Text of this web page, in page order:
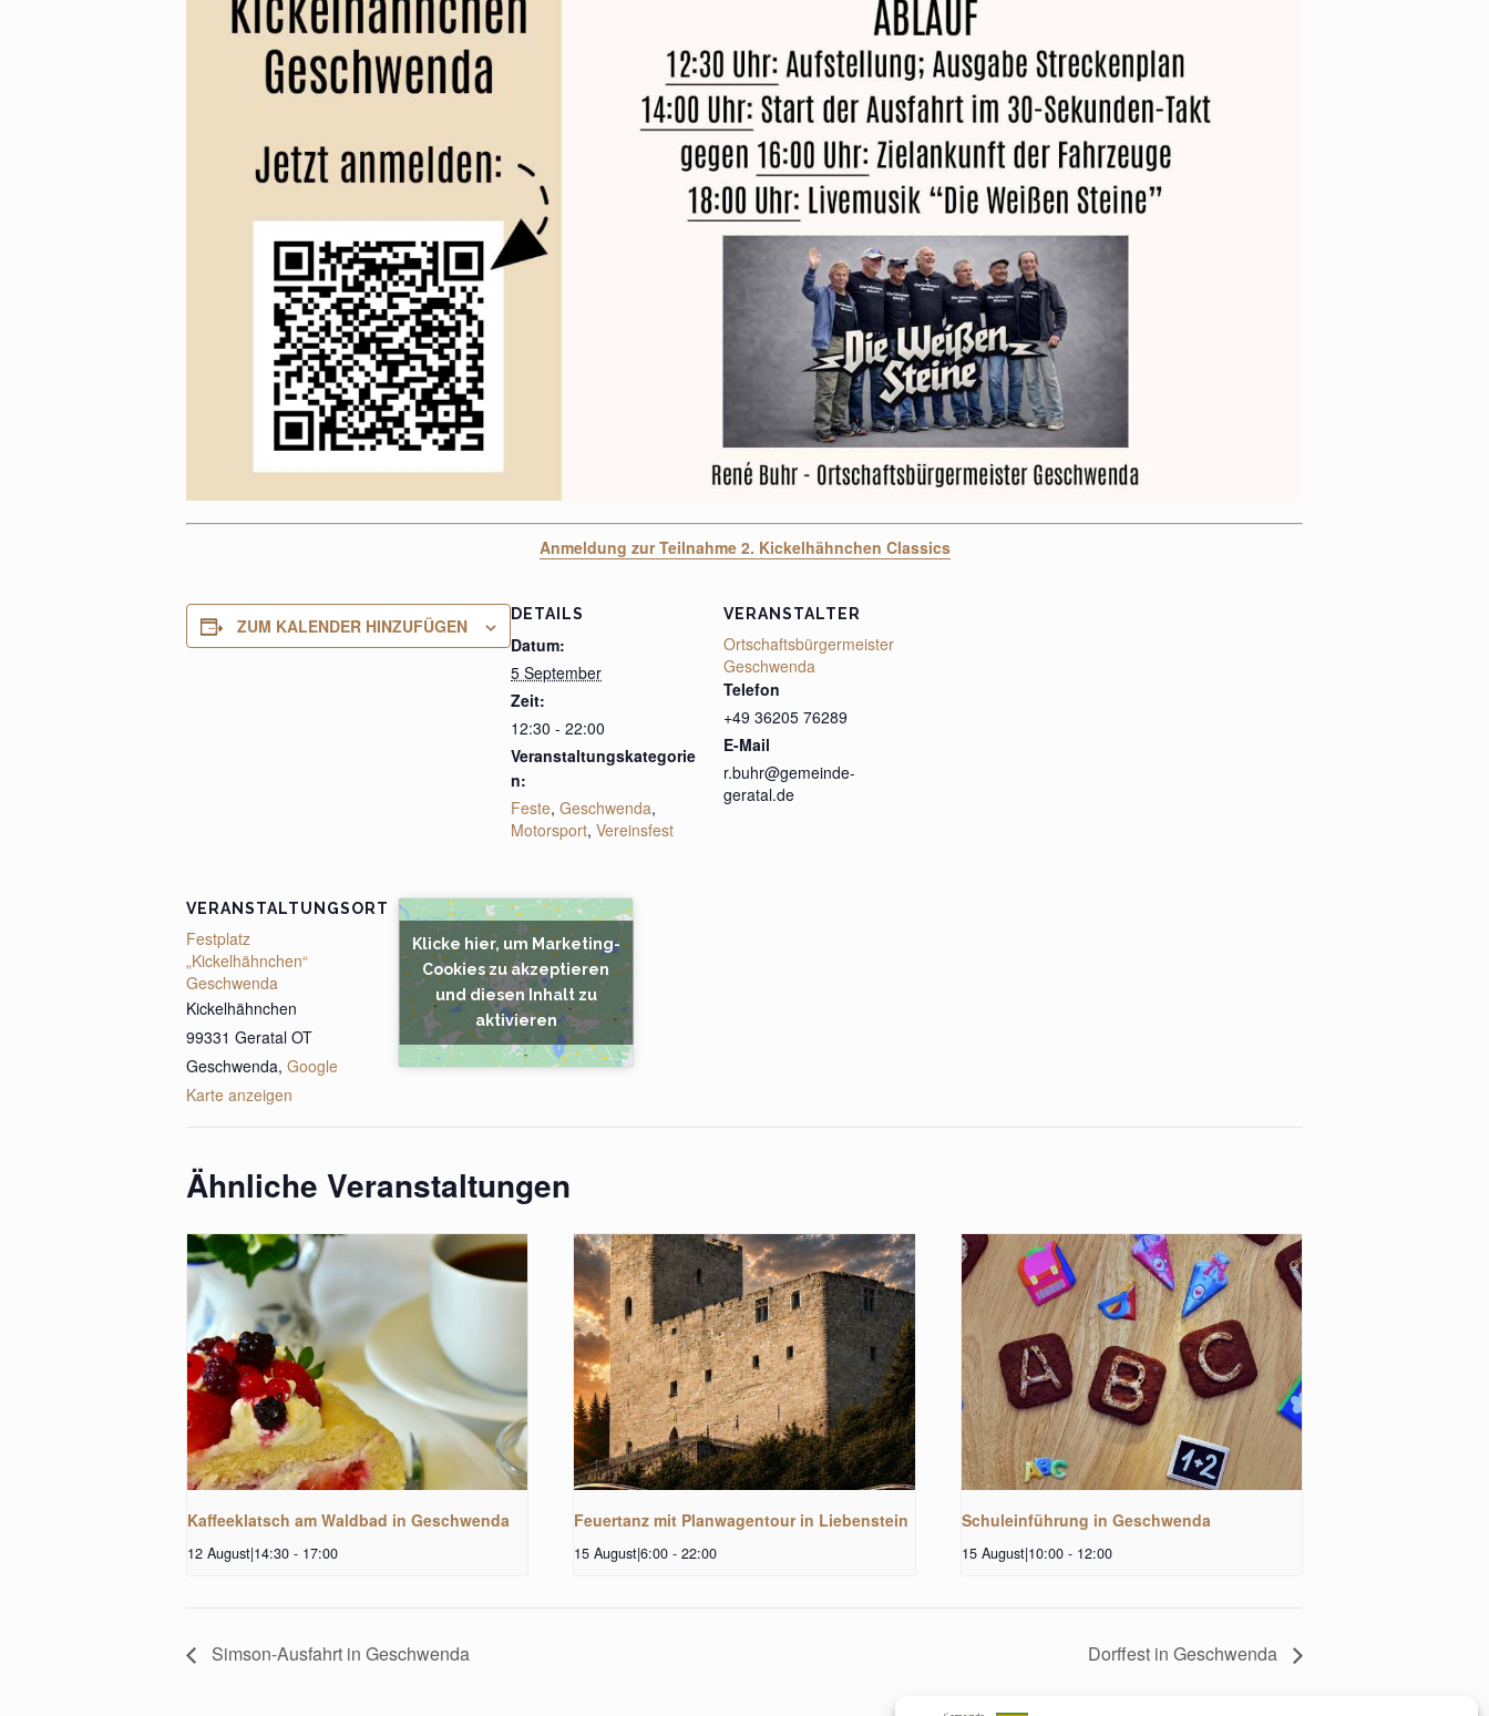
Anmeldung zur Teilnahme 2. Kickelhähnchen Classics
ZUM KALENDER HINZUFÜGEN
DETAILS
Datum:
5 September
Zeit:
12:30 - 22:00
Veranstaltungskategorie
n:
Feste, Geschwenda,
Motorsport, Vereinsfest
VERANSTALTER
Ortschaftsbürgermeister
Geschwenda
Telefon
+49 36205 76289
E-Mail
r.buhr@gemeinde-
geratal.de
VERANSTALTUNGSORT
Festplatz
„Kickelhähnchen“
Geschwenda
Kickelhähnchen
99331 Geratal OT
Geschwenda, Google
Karte anzeigen
Klicke hier, um Marketing-
Cookies zu akzeptieren
und diesen Inhalt zu
aktivieren
Ähnliche Veranstaltungen
Kaffeeklatsch am Waldbad in Geschwenda
12 August|14:30 - 17:00
Feuertanz mit Planwagentour in Liebenstein
15 August|6:00 - 22:00
Schuleinführung in Geschwenda
15 August|10:00 - 12:00
Simson-Ausfahrt in Geschwenda Dorffest in Geschwenda